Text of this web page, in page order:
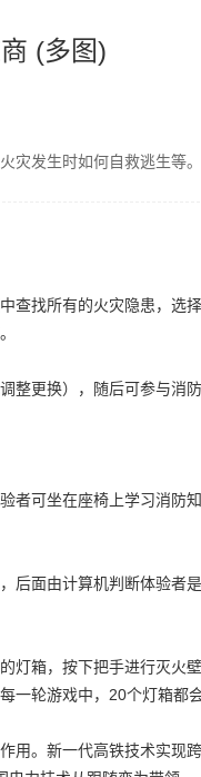
(多图)
发生时如何自救逃生等。
找所有的火灾隐患，选择
。
整更换），随后可参与消
者可坐在座椅上学习消防
后面由计算机判断体验者
灯箱，按下把手进行灭火
轮游戏中，20个灯箱都
用。新一代高铁技术实现